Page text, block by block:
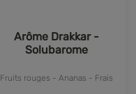
Arôme Drakkar -
Solubarome
Fruits rouges - Ananas - Frais